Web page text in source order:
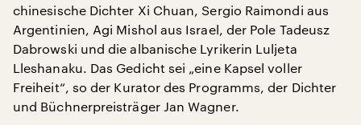
chinesische Dichter Xi Chuan, Sergio Raimondi aus
Argentinien, Agi Mishol aus Israel, der Pole Tadeusz
Dabrowski und die albanische Lyrikerin Luljeta
Lleshanaku. Das Gedicht sei „eine Kapsel voller
Freiheit“, so der Kurator des Programms, der Dichter
und Büchnerpreisträger Jan Wagner.